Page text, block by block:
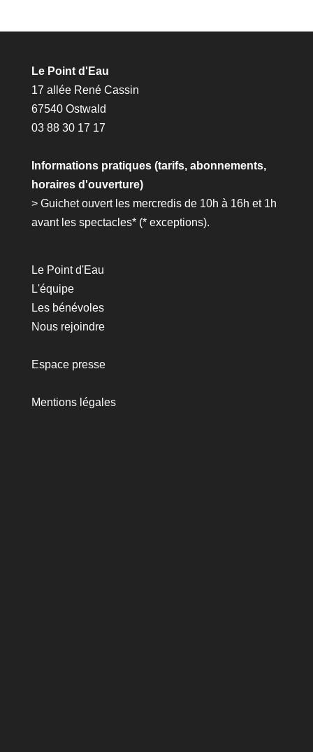
Le Point d'Eau
17 allée René Cassin
67540 Ostwald
03 88 30 17 17
Informations pratiques (tarifs, abonnements,
horaires d'ouverture)
> Guichet ouvert les mercredis de 10h à 16h et 1h
avant les spectacles* (* exceptions).
Le Point d'Eau
L'équipe
Les bénévoles
Nous rejoindre
Espace presse
Mentions légales